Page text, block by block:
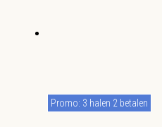
Promo: 3 halen 2 betalen